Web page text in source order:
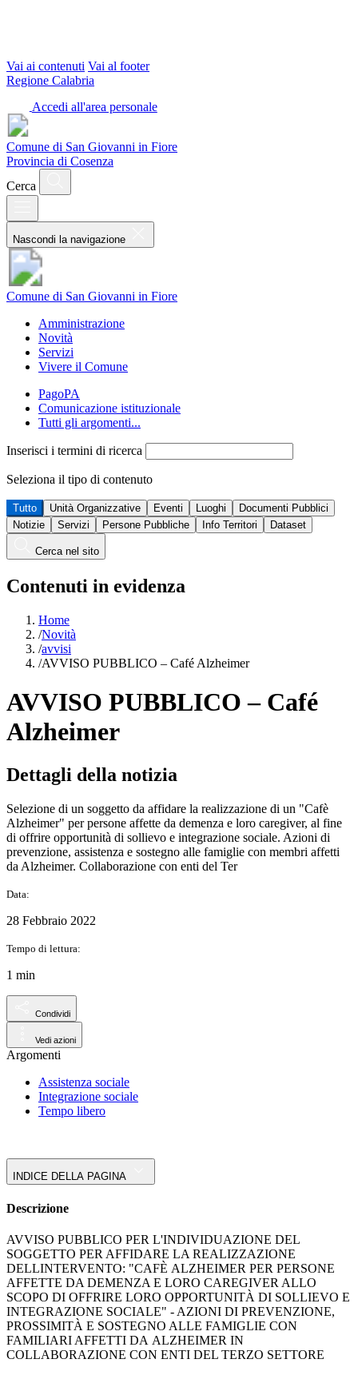
Vai ai contenuti Vai al footer
Regione Calabria
Accedi all'area personale
Comune di San Giovanni in Fiore
Provincia di Cosenza
Cerca
Nascondi la navigazione
Comune di San Giovanni in Fiore
Amministrazione
Novità
Servizi
Vivere il Comune
PagoPA
Comunicazione istituzionale
Tutti gli argomenti...
Inserisci i termini di ricerca
Seleziona il tipo di contenuto
Tutto Unità Organizzative Eventi Luoghi
Documenti Pubblici
Notizie
Servizi Persone Pubbliche Info Territori Dataset
Cerca nel sito
Contenuti in evidenza
Home
/Novità
/avvisi
/AVVISO PUBBLICO – Café Alzheimer
AVVISO PUBBLICO – Café
Alzheimer
Dettagli della notizia
Selezione di un soggetto da affidare la realizzazione di un "Cafè
Alzheimer" per persone affette da demenza e loro caregiver, al fine
di offrire opportunità di sollievo e integrazione sociale. Azioni di
prevenzione, assistenza e sostegno alle famiglie con membri affetti
da Alzheimer. Collaborazione con enti del Ter
Data:
28 Febbraio 2022
Tempo di lettura:
1 min
Condividi
Vedi azioni
Argomenti
Assistenza sociale
Integrazione sociale
Tempo libero
INDICE DELLA PAGINA
Descrizione
AVVISO PUBBLICO PER L'INDIVIDUAZIONE DEL
SOGGETTO PER AFFIDARE LA REALIZZAZIONE
DELLINTERVENTO: "CAFÈ ALZHEIMER PER PERSONE
AFFETTE DA DEMENZA E LORO CAREGIVER ALLO
SCOPO DI OFFRIRE LORO OPPORTUNITÀ DI SOLLIEVO E
INTEGRAZIONE SOCIALE" - AZIONI DI PREVENZIONE,
PROSSIMITÀ E SOSTEGNO ALLE FAMIGLIE CON
FAMILIARI AFFETTI DA ALZHEIMER IN
COLLABORAZIONE CON ENTI DEL TERZO SETTORE